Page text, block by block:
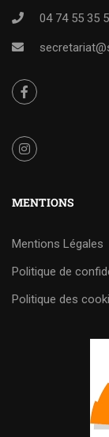
04 74 55 35
MENTIONS
Mentions Légales
Politique de
Politique des